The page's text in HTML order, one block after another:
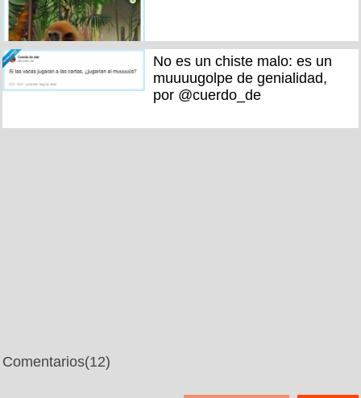
No es un chiste malo: es un
muuuugolpe de genialidad,
por @cuerdo_de
Comentarios(12)